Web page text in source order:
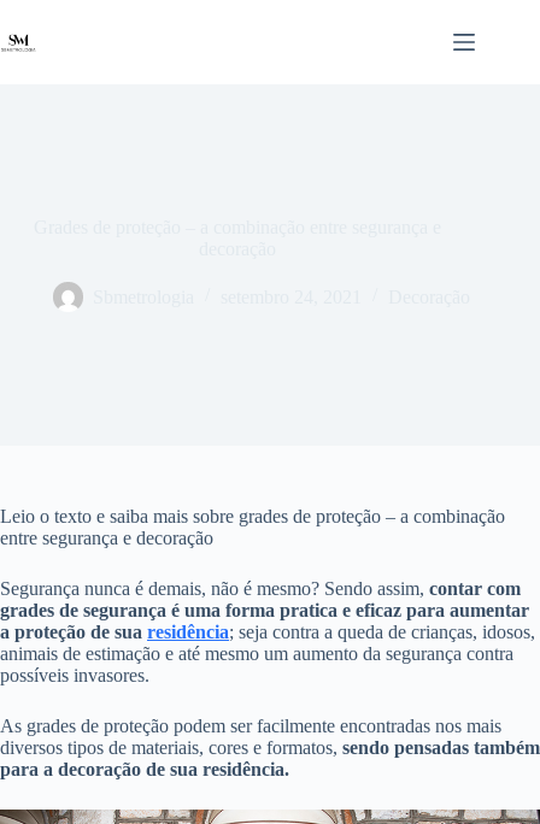
para
o
Leio o texto e saiba mais sobre grades de proteção – a combinação
entre segurança e decoração
Segurança nunca é demais, não é mesmo? Sendo assim, contar com
grades de segurança é uma forma pratica e eficaz para aumentar
a proteção de sua residência; seja contra a queda de crianças, idosos,
animais de estimação e até mesmo um aumento da segurança contra
possíveis invasores.
As grades de proteção podem ser facilmente encontradas nos mais
diversos tipos de materiais, cores e formatos, sendo pensadas também
para a decoração de sua residência.